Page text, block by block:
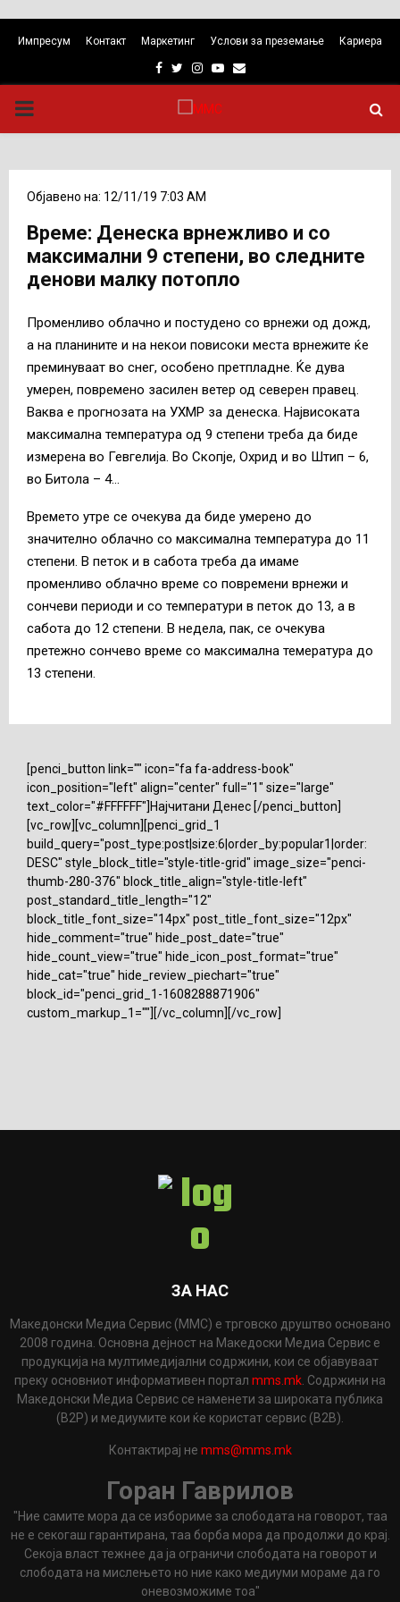
Импресум Контакт Маркетинг Услови за преземање Кариера
Facebook
TwitterInstagram
Youtube
Email
PRIMARY
Објавено на: 12/11/19 7:03 AM
Време: Денеска врнежливо и со
максимални 9 степени, во следните
денови малку потопло
Променливо облачно и постудено со врнежи од дожд,
а на планините и на некои повисоки места врнежите ќе
преминуваат во снег, особено претпладне. Ќе дува
умерен, повремено засилен ветер од северен правец.
Ваква е прогнозата на УХМР за денеска. Највисоката
максимална температура од 9 степени треба да биде
измерена во Гевгелија. Во Скопје, Охрид и во Штип – 6,
во Битола – 4…
Времето утре се очекува да биде умерено до
значително облачно со максимална температура до 11
степени. В петок и в сабота треба да имаме
променливо облачно време со повремени врнежи и
сончеви периоди и со температури в петок до 13, а в
сабота до 12 степени. В недела, пак, се очекува
претежно сончево време со максимална темература до
13 степени.
[penci_button link="" icon="fa fa-address-book"
icon_position="left" align="center" full="1" size="large"
text_color="#FFFFFF"]Најчитани Денес [/penci_button]
[vc_row][vc_column][penci_grid_1
build_query="post_type:post|size:6|order_by:popular1|order:
DESC" style_block_title="style-title-grid" image_size="penci-
thumb-280-376" block_title_align="style-title-left"
post_standard_title_length="12"
block_title_font_size="14px" post_title_font_size="12px"
hide_comment="true" hide_post_date="true"
hide_count_view="true" hide_icon_post_format="true"
hide_cat="true" hide_review_piechart="true"
block_id="penci_grid_1-1608288871906"
custom_markup_1=""][/vc_column][/vc_row]
ЗА НАС
Македонски Медиа Сервис (ММС) е трговско друштво основано
2008 година. Основна дејност на Македоски Медиа Сервис е
продукција на мултимедијални содржини, кои се објавуваат
преку основниот информативен портал mms.mk . Содржини на
Македонски Медиа Сервис се наменети за широката публика
(B2P) и медиумите кои ќе користат сервис (B2B).
Контактирај не mms@mms.mk
Горан Гаврилов
"Ние самите мора да се избориме за слободата на говорот, таа
не е секогаш гарантирана, таа борба мора да продолжи до крај.
Секоја власт тежнее да ја ограничи слободата на говорот и
слободата на мислењето но ние како медиуми мораме да го
оневозможиме тоа"